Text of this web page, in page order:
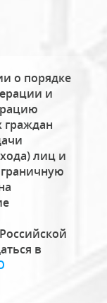
о порядке
и
граждан
лиц и
в